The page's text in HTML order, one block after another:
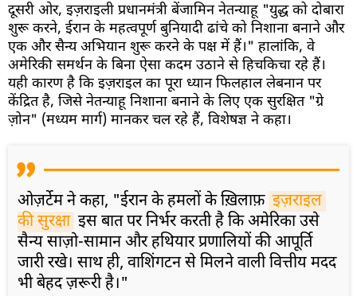
दूसरी ओर, इज़राइली प्रधानमंत्री बेंजामिन नेतन्याहू "युद्ध को दोबारा
शुरू करने, ईरान के महत्वपूर्ण बुनियादी ढांचे को निशाना बनाने और
एक और सैन्य अभियान शुरू करने के पक्ष में हैं।" हालांकि, वे
अमेरिकी समर्थन के बिना ऐसा कदम उठाने से हिचकिचा रहे हैं।
यही कारण है कि इज़राइल का पूरा ध्यान फिलहाल लेबनान पर
केंद्रित है, जिसे नेतन्याहू निशाना बनाने के लिए एक सुरक्षित "ग्रे
ज़ोन" (मध्यम मार्ग) मानकर चल रहे हैं, विशेषज्ञ ने कहा।
ओज़र्टेम ने कहा, "ईरान के हमलों के ख़िलाफ़ इज़राइल
की सुरक्षा इस बात पर निर्भर करती है कि अमेरिका उसे
सैन्य साज़ो-सामान और हथियार प्रणालियों की आपूर्ति
जारी रखे। साथ ही, वाशिंगटन से मिलने वाली वित्तीय मदद
भी बेहद ज़रूरी है।"